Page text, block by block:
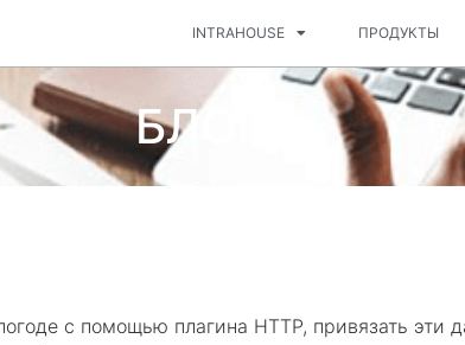
INTRAHOUSE ПРОДУКТЫ
БЛОГ
с помощью плагина HTTP, привязать эти